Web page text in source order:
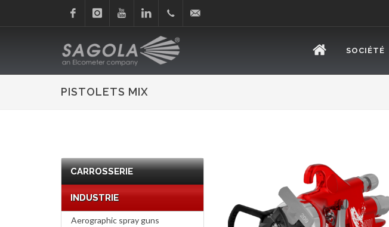
Linkedin+34
945
SOCIÉTÉ
PISTOLETS MIX
CARROSSERIE
INDUSTRIE
Aerographic spray guns